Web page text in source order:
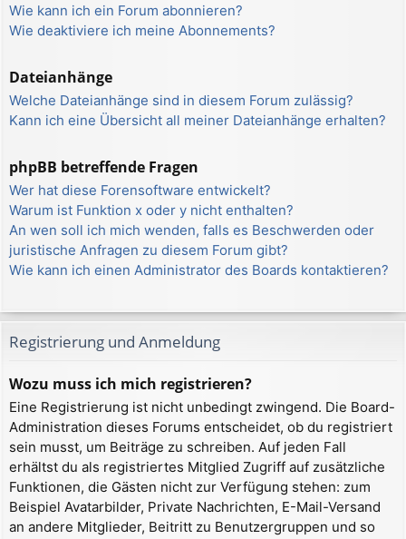
Wie kann ich ein Forum abonnieren?
Wie deaktiviere ich meine Abonnements?
Dateianhänge
Welche Dateianhänge sind in diesem Forum zulässig?
Kann ich eine Übersicht all meiner Dateianhänge erhalten?
phpBB betreffende Fragen
Wer hat diese Forensoftware entwickelt?
Warum ist Funktion x oder y nicht enthalten?
An wen soll ich mich wenden, falls es Beschwerden oder
juristische Anfragen zu diesem Forum gibt?
Wie kann ich einen Administrator des Boards kontaktieren?
Registrierung und Anmeldung
Wozu muss ich mich registrieren?
Eine Registrierung ist nicht unbedingt zwingend. Die Board-
Administration dieses Forums entscheidet, ob du registriert
sein musst, um Beiträge zu schreiben. Auf jeden Fall
erhältst du als registriertes Mitglied Zugriff auf zusätzliche
Funktionen, die Gästen nicht zur Verfügung stehen: zum
Beispiel Avatarbilder, Private Nachrichten, E-Mail-Versand
an andere Mitglieder, Beitritt zu Benutzergruppen und so